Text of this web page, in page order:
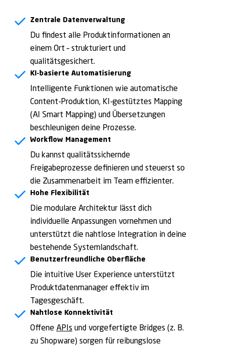
Zentrale Datenverwaltung
Du findest alle Produktinformationen an
einem Ort – strukturiert und
qualitätsgesichert.
KI-basierte Automatisierung
Intelligente Funktionen wie automatische
Content-Produktion, KI-gestütztes Mapping
(AI Smart Mapping) und Übersetzungen
beschleunigen deine Prozesse.
Workflow Management
Du kannst qualitätssichernde
Freigabeprozesse definieren und steuerst so
die Zusammenarbeit im Team effizienter.
Hohe Flexibilität
Die modulare Architektur lässt dich
individuelle Anpassungen vornehmen und
unterstützt die nahtlose Integration in deine
bestehende Systemlandschaft.
Benutzerfreundliche Oberfläche
Die intuitive User Experience unterstützt
Produktdatenmanager effektiv im
Tagesgeschäft.
Nahtlose Konnektivität
Offene APIs und vorgefertigte Bridges (z. B.
zu Shopware) sorgen für reibungslose